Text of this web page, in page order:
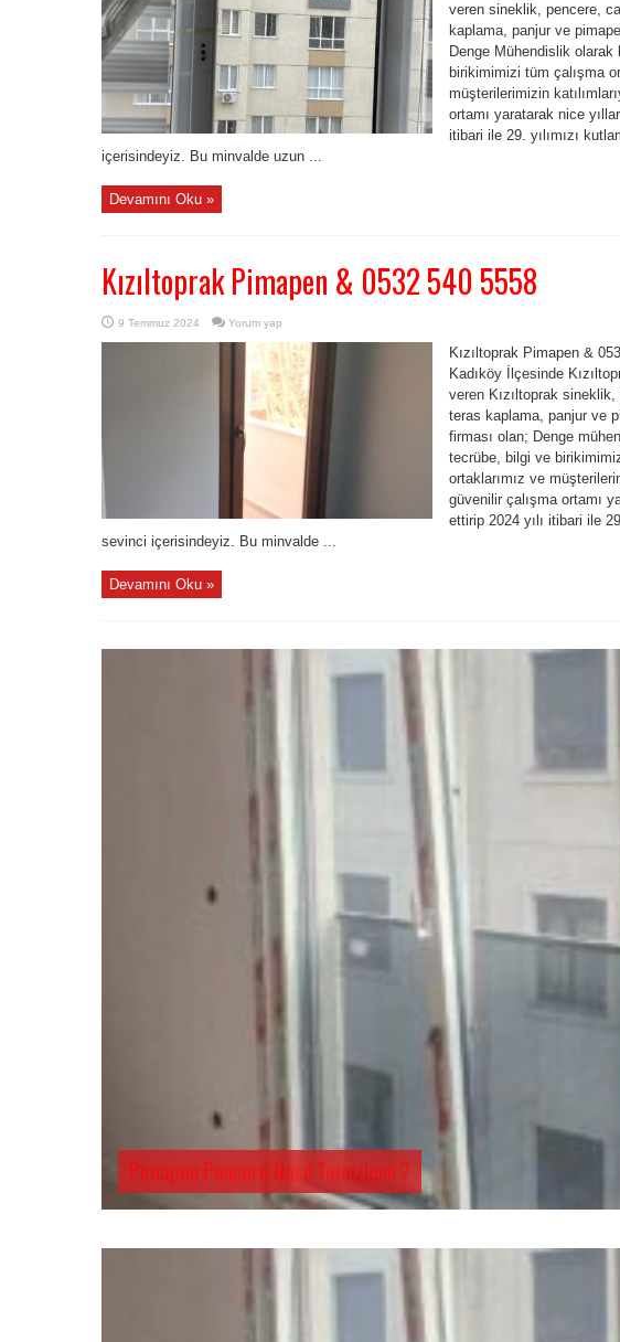
veren sineklik, pencere,
kaplama, panjur ve
Denge Mühendislik
birikimimizi tüm çalışma
müşterilerimizin
ortamı yaratarak nice
itibari ile 29. yılımızı
içerisindeyiz. Bu minvalde uzun ...
Devamını Oku »
Kızıltoprak Pimapen & 0532 540 5558
9 Temmuz 2024 Yorum yap
Kızıltoprak Pimapen &
Kadıköy İlçesinde
veren Kızıltoprak
teras kaplama, panjur ve
firması olan; Denge
tecrübe, bilgi ve
ortaklarımız ve
güvenilir çalışma ortamı
ettirip 2024 yılı itibari ile
sevinci içerisindeyiz. Bu minvalde ...
Devamını Oku »
Pimapen Pencere Nasıl Temizlenir?